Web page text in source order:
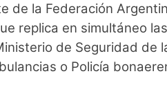
de la Federación
replica en simultáneo
de Seguridad de
o Policía